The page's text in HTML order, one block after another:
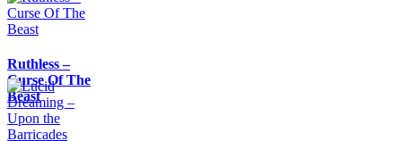
Ruthless –
Curse Of The
Beast